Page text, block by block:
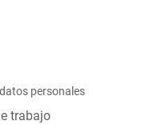
personales
trabajo